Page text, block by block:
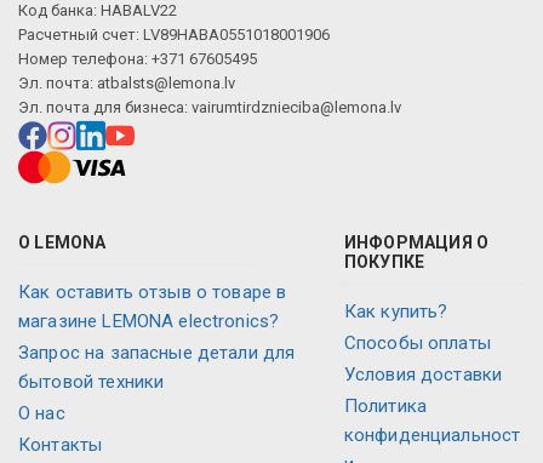
Код банка: HABALV22
Расчетный счет: LV89HABA0551018001906
Номер телефона: +371 67605495
Эл. почта: atbalsts@lemona.lv
Эл. почта для бизнеса: vairumtirdznieciba@lemona.lv
О LEMONA
Как оставить отзыв о товаре в
магазине LEMONA electronics?
Запрос на запасные детали для
бытовой техники
О нас
Контакты
ИНФОРМАЦИЯ О
ПОКУПКЕ
Как купить?
Способы оплаты
Условия доставки
Политика
конфиденциальност